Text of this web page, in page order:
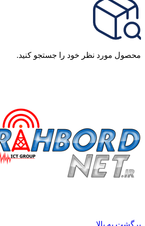
محصول مورد نظر خود را جستجو کنید.